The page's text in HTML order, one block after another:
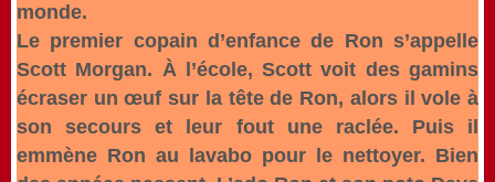
monde.
Le premier copain d’enfance de Ron s’appelle
Scott Morgan. À l’école, Scott voit des gamins
écraser un œuf sur la tête de Ron, alors il vole à
son secours et leur fout une raclée. Puis il
emmène Ron au lavabo pour le nettoyer. Bien